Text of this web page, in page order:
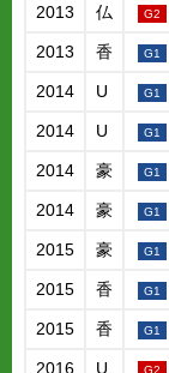
2013 仏
2013 香
2014 U
2014 U
2014 豪
2014 豪
2015 豪
2015 香
2015 香
2016 U